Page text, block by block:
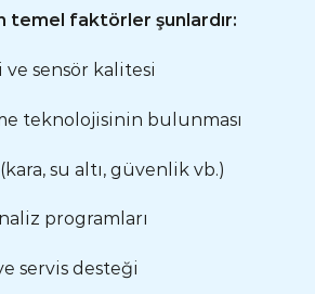
temel faktörler şunlardır:
sensör kalitesi
teknolojisinin bulunması
su altı, güvenlik vb.)
programları
servis desteği